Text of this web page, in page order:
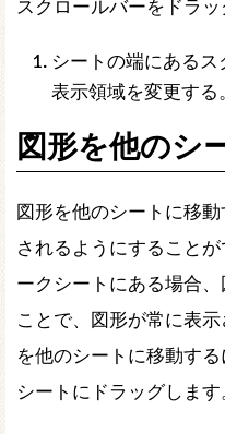
スクロールバーをドラッ
シートの端にある
表示領域を変更する。
図形を他のシ
図形を他のシートに移
されるようにすること
ークシートにある場合
ことで、図形が常に表
を他のシートに移動す
シートにドラッグします